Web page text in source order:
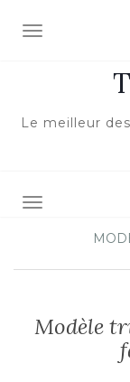
ACTIVER/
Le meilleur
TOGGLE
Modèle